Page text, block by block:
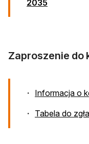
2035
Zaproszenie do
Informacja o
Tabela do